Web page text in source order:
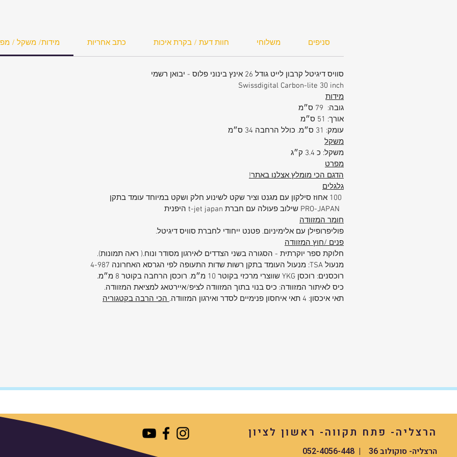
כסטנדרט גלגלי המזוודה מיוצרים ממאה אחוז
JAPAN,
כך ששינוע המזוודה כלל אינו מורגש גם
במשקלים כבדים במיוחד. פטנט זה ייחודי לחברת
סוויסדיגיטל דזיין, שילוב הגלגל הכפול עם מגנט
שומר יותר על חוזקו של הגלגל ומאריך את חייו.
אין זה סוד שחברת סוויס דיגיטל פיתחה את
וששני החברות משתפות פעולה. קסם פשוט נוצר.
מידות/ משקל / כתב אחריות חוות דעת / בקרת איכות משלוחי סניפים
סוויס דיגיטל קרבון לייט גודל 26 אינץ בינוני פלוס - יבואן רשמי
Swissdigital Carbon-lite 30 inch
מידות
גובה: 79 ס״מ
אורך: 51 ס״מ
עומק: 31 ס״מ. כולל הרחבה 34 ס״מ
משקל
משקל: כ 3.4 ק״ג
מפרט
הדגם הכי מומלץ אצלנו באתר!
גלגלים
חומר המזוודה
פוליפרופילן עם אלימיניום. פטנט ייחודי לחברת סוויס דיגיטל.
פנים /חוץ המזוודה
חלוקת ספר יוקרתית - הסגורה בשני הצדדים לאירגון מסודר ונוח.( ראה תמונות).
מנעול TSA: מנעול העומד בתקן רשות שדות התעופה לפי הגרסא האחרונה 4-987
רוכסנים: רוכסן YKG שווצרי מרכזי בקוטר 10 מ״מ. רוכסן הרחבה בקוטר 8 מ״מ.
כיס לאיתור המזוודה: כיס בנוי בתוך המזוודה לציפ/איירטאג למציאת המזוודה.
תאי איכסון: 4 תאי איחסון פנימיים לסדר ואירגון המזוודה.
הכי הרבה בקטגוריה
הרצליה- פתח תקווה- ראשון לציון
הרצליה- סוקולוב 36 | 052-4056-448